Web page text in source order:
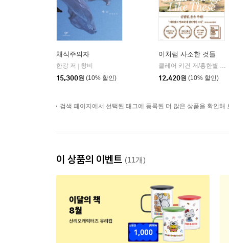
채식주의자
한강 저
창비
15,300원 (10% 할인)
이처럼 사소한 것들
클레어 키건 저/홍한별 역
12,420원 (10% 할인)
검색 페이지에서 선택된 태그에 등록된 더 많은 상품을 확인해
이 상품의 이벤트 (11개)